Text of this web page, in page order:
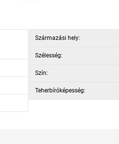
Származási hely:
Szélesség:
Szín:
Teherbíróképesség: